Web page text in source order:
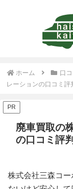
ホーム 口
レーションの口コミ評
PR
廃車買取の
の口コミ評
株式会社三森コ